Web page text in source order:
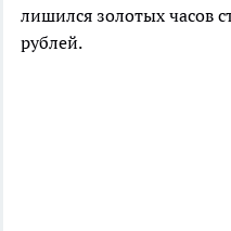
лишился золотых часов
рублей.